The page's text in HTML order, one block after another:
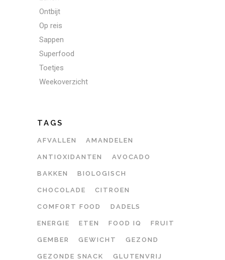
Ontbijt
Op reis
Sappen
Superfood
Toetjes
Weekoverzicht
TAGS
AFVALLEN AMANDELEN
ANTIOXIDANTEN AVOCADO
BAKKEN BIOLOGISCH
CHOCOLADE CITROEN
COMFORT FOOD DADELS
ENERGIE ETEN FOOD IQ FRUIT
GEMBER GEWICHT GEZOND
GEZONDE SNACK GLUTENVRIJ